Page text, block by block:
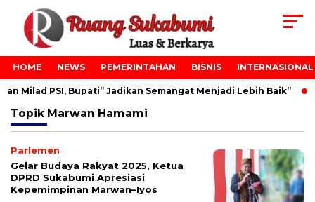
HOME NEWS PEMERINTAHAN BISNIS INTERNASIONAL
Milad PSI, Bupati” Jadikan Semangat Menjadi Lebih Baik”
Topik Marwan Hamami
Parlemen
Gelar Budaya Rakyat 2025, Ketua
DPRD Sukabumi Apresiasi
Kepemimpinan Marwan–Iyos